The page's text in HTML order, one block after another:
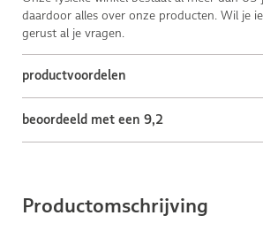
daardoor alles over onze producten. Wil je
gerust al je vragen.
productvoordelen
beoordeeld met een 9,2
Productomschrijving